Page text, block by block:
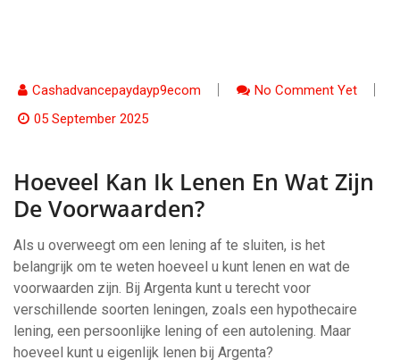
Cashadvancepaydayp9ecom
No Comment Yet
05 September 2025
Hoeveel Kan Ik Lenen En Wat Zijn
De Voorwaarden?
Als u overweegt om een lening af te sluiten, is het
belangrijk om te weten hoeveel u kunt lenen en wat de
voorwaarden zijn. Bij Argenta kunt u terecht voor
verschillende soorten leningen, zoals een hypothecaire
lening, een persoonlijke lening of een autolening. Maar
hoeveel kunt u eigenlijk lenen bij Argenta?